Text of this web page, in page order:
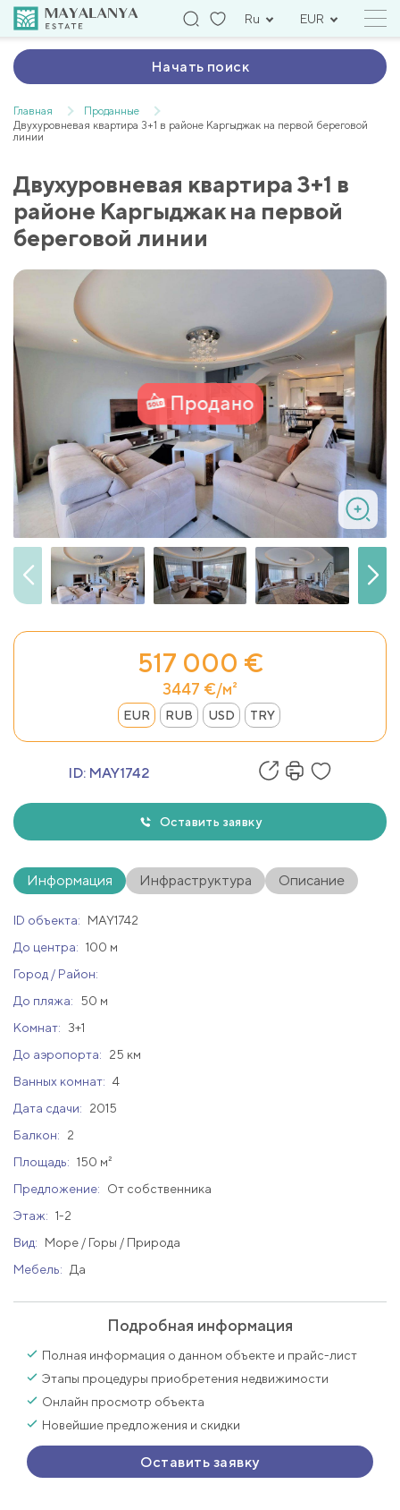
Ru EUR
Начать поиск
Главная
Проданные
Двухуровневая квартира 3+1 в районе Каргыджак на первой береговой
линии
Двухуровневая квартира 3+1 в
районе Каргыджак на первой
береговой линии
Продано
517 000 €
3447 €/м²
EUR RUB USD TRY
ID: MAY1742
Оставить заявку
Информация Инфраструктура Описание
ID объекта:
MAY1742
До центра: 100 м
Город / Район:
До пляжа:
50 м
Комнат:
3+1
До аэропорта:
25 км
Ванных комнат: 4
Дата сдачи:
2015
Балкон:
2
Площадь: 150 м²
Предложение:
От собственника
Этаж: 1-2
Вид:
Море / Горы / Природа
Мебель:
Да
Подробная информация
Полная информация о данном объекте и прайс-лист
Этапы процедуры приобретения недвижимости
Онлайн просмотр объекта
Новейшие предложения и скидки
Оставить заявку